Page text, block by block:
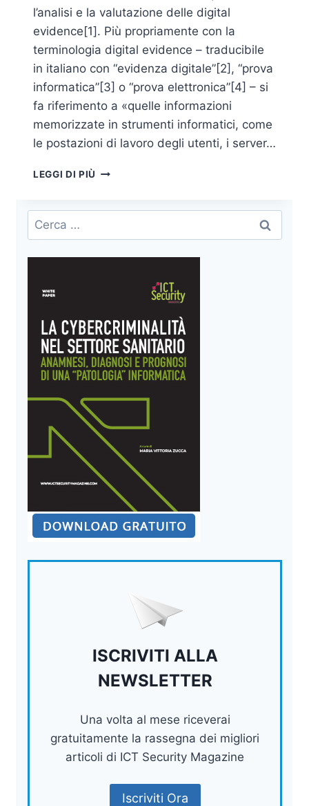
l’analisi e la valutazione delle digital
evidence[1]. Più propriamente con la
terminologia digital evidence – traducibile
in italiano con “evidenza digitale”[2], “prova
informatica”[3] o “prova elettronica”[4] – si
fa riferimento a «quelle informazioni
memorizzate in strumenti informatici, come
le postazioni di lavoro degli utenti, i server…
LEGGI DI PIÙ
DIGITAL
E
LA
CLASSIFICAZIONE
SCIENTIFICA
Ricerca
per:
ISCRIVITI ALLA
NEWSLETTER
Una volta al mese riceverai
gratuitamente la rassegna dei migliori
articoli di ICT Security Magazine
Iscriviti Ora